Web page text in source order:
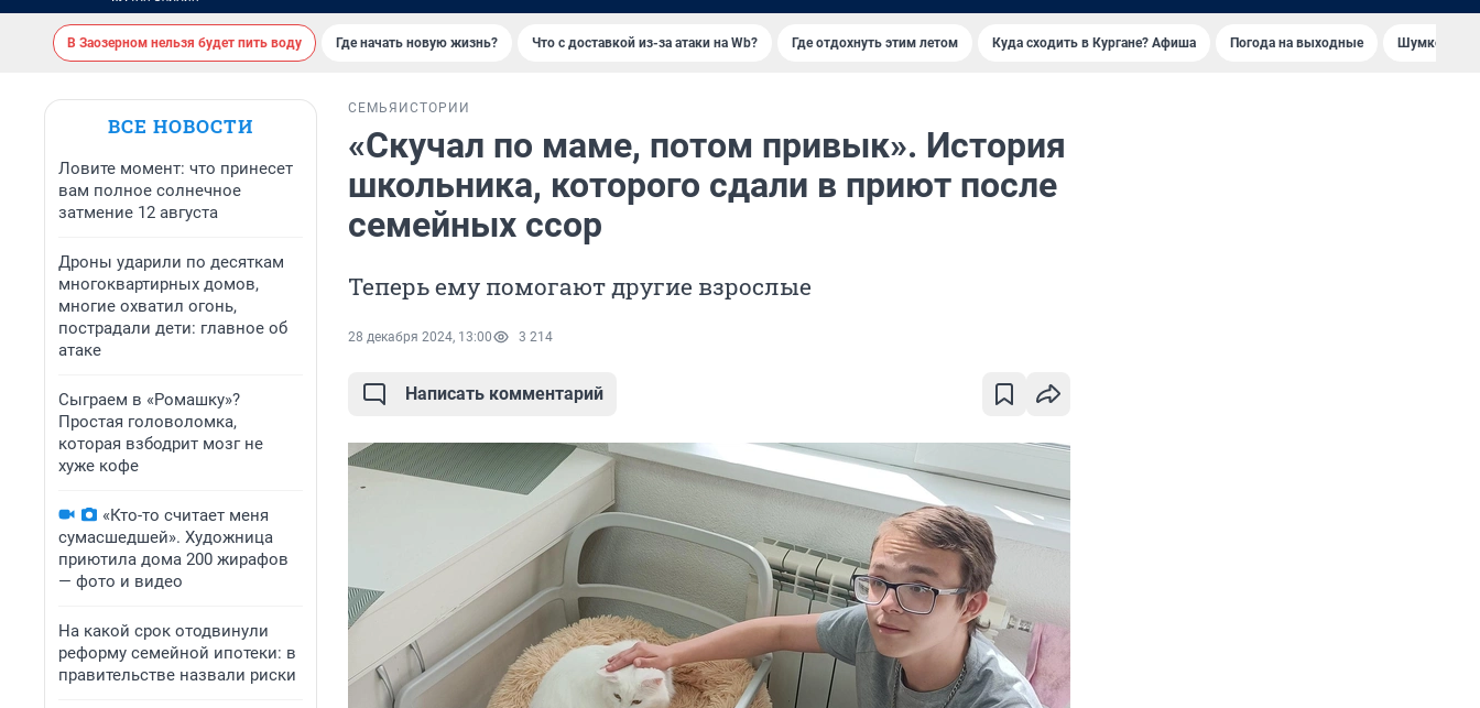
В Заозерном нельзя будет пить воду Где начать новую жизнь? Что с доставкой из-за атаки на Wb? Где отдохнуть этим летом Куда сходить в Кургане? Афиша Погода на выходные Шумков в
ВСЕ НОВОСТИ
Ловите момент: что принесет
вам полное солнечное
затмение 12 августа
Дроны ударили по десяткам
многоквартирных домов,
многие охватил огонь,
пострадали дети: главное об
атаке
Сыграем в «Ромашку»?
Простая головоломка,
которая взбодрит мозг не
хуже кофе
«Кто-то считает меня
сумасшедшей». Художница
приютила дома 200 жирафов
— фото и видео
На какой срок отодвинули
реформу семейной ипотеки: в
правительстве назвали риски
СЕМЬЯ ИСТОРИИ
«Скучал по маме, потом привык». История
школьника, которого сдали в приют после
семейных ссор
Теперь ему помогают другие взрослые
28 декабря 2024, 13:00 3 214
Написать комментарий